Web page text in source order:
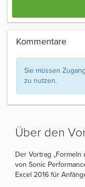
Kommentare
Sie müssen
zu nutzen.
Über den
Der Vortrag
von Sonic
Excel 2016 für